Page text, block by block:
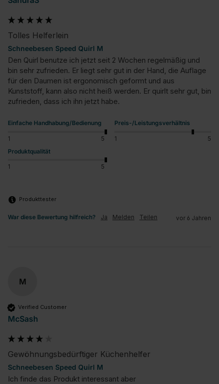
Tolles Helferlein
Schneebesen Speed Quirl M
Den Quirl benutze ich jetzt seit 2 Wochen regelmäßig und
bin sehr zufrieden. Er liegt sehr gut in der Hand, die Auflage
für den Daumen ist ergonomisch geformt und aus
Kunststoff, kann also nicht heiß werden. Er quirlt sehr gut, bin
zufrieden, dass ich ihn jetzt habe.
Einfache Handhabung/Bedienung
1 5
Preis-/Leistungsverhältnis
1
5
Produktqualität
1 5
Produkttester
War diese Bewertung hilfreich? Ja Melden Teilen vor 6 Jahren
M
Verified Customer
McSash
Gewöhnungsbedürftiger Küchenhelfer
Schneebesen Speed Quirl M
Ich finde das Produkt interessant aber